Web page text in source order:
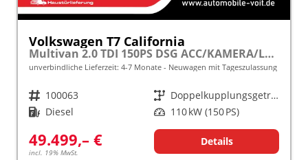
Volkswagen T7 California
Multivan 2.0 TDI 150PS DSG ACC/KAMERA/LED/SMARTLINK/SCHLAFDACH frei konfigurierbar!
unverbindliche Lieferzeit: 4-7 Monate Neuwagen mit Tageszulassung
Fahrzeugnr. 100063 Getriebe
Doppelkupplungsgetriebe (DSG)
Kraftstoff Diesel Leistung 110 kW (150 PS)
49.499,– €
incl. 19% MwSt.
Details